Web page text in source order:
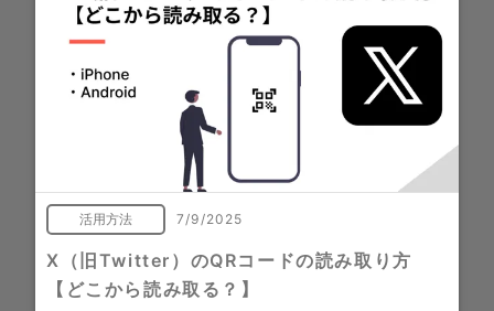
活用方法 7/9/2025
X（旧Twitter）のQRコードの読み取り方
【どこから読み取る？】